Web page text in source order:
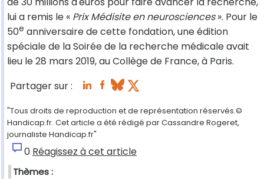
lui a remis le « Prix Médisite en neurosciences». Pour le
50e anniversaire de cette fondation, une édition
spéciale de la Soirée de la recherche médicale avait
lieu le 28 mars 2019, au Collège de France, à Paris.
Partager sur :
"Tous droits de reproduction et de représentation réservés.©
Handicap.fr. Cet article a été rédigé par Cassandre Rogeret,
journaliste Handicap.fr"
0 Réagissez à cet article
Thèmes :